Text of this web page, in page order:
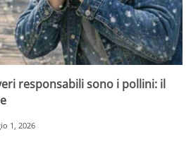
responsabili sono i pollini: il
1, 2026